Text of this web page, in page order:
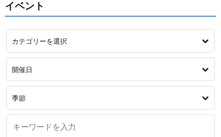
イベント
カテゴリーを選択
開催日
季節